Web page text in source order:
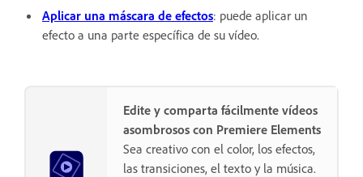
Aplicar una máscara de efectos: puede aplicar un
efecto a una parte específica de su vídeo.
Edite y comparta fácilmente vídeos
asombrosos con Premiere Elements
Sea creativo con el color, los efectos,
las transiciones, el texto y la música.